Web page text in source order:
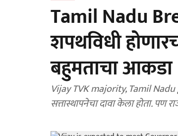
Tamil Nadu
शपथविधी
बहुमताचा आकडा
Vijay TVK majority, Tamil
सत्तास्थापनेचा दावा केला होता. पण